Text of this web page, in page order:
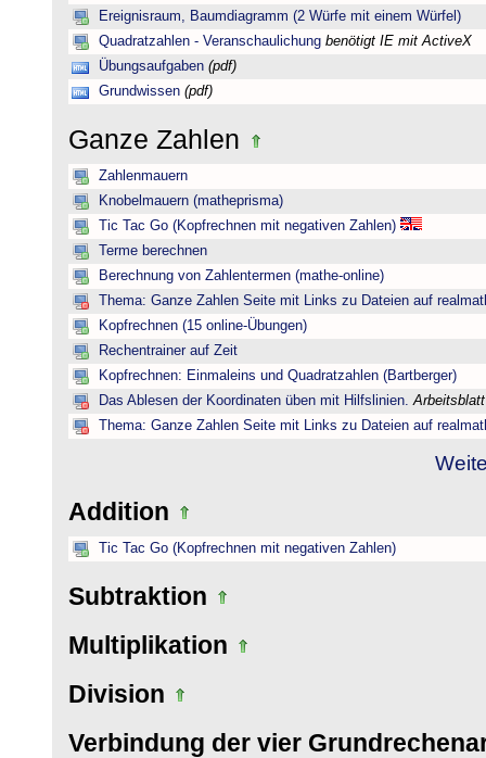
Ereignisraum, Baumdiagramm (2 Würfe mit einem Würfel)
Quadratzahlen - Veranschaulichung benötigt IE mit ActiveX
Übungsaufgaben (pdf)
Grundwissen (pdf)
Ganze Zahlen
Zahlenmauern
Knobelmauern (matheprisma)
Tic Tac Go (Kopfrechnen mit negativen Zahlen)
Terme berechnen
Berechnung von Zahlentermen (mathe-online)
Thema: Ganze Zahlen Seite mit Links zu Dateien auf
Kopfrechnen (15 online-Übungen)
Rechentrainer auf Zeit
Kopfrechnen: Einmaleins und Quadratzahlen (Bartberger)
Das Ablesen der Koordinaten üben mit Hilfslinien.
Thema: Ganze Zahlen Seite mit Links zu Dateien auf
Addition
Tic Tac Go (Kopfrechnen mit negativen Zahlen)
Subtraktion
Multiplikation
Division
Verbindung der vier